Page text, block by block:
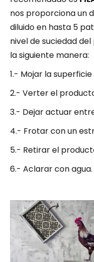
nos proporciona un
diluido en hasta 5
nivel de suciedad
la siguiente manera:
1.- Mojar la
2.- Verter el
3.- Dejar actuar
4.- Frotar con un
5.- Retirar el
6.- Aclarar con agua.